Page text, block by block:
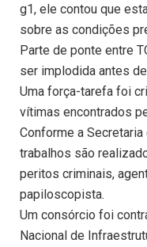
g1, ele contou que
sobre as condições
Parte de ponte entre
ser implodida antes
Uma força-tarefa foi
vítimas encontrados
Conforme a
trabalhos são
peritos criminais,
papiloscopista.
Um consórcio foi
Nacional de